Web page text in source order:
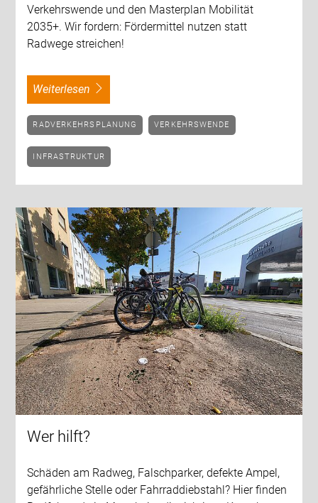
Verkehrswende und den Masterplan Mobilität
2035+. Wir fordern: Fördermittel nutzen statt
Radwege streichen!
weiterlesen
RADVERKEHRSPLANUNG VERKEHRSWENDE
INFRASTRUKTUR
Wer hilft?
Schäden am Radweg, Falschparker, defekte Ampel,
gefährliche Stelle oder Fahrraddiebstahl? Hier finden